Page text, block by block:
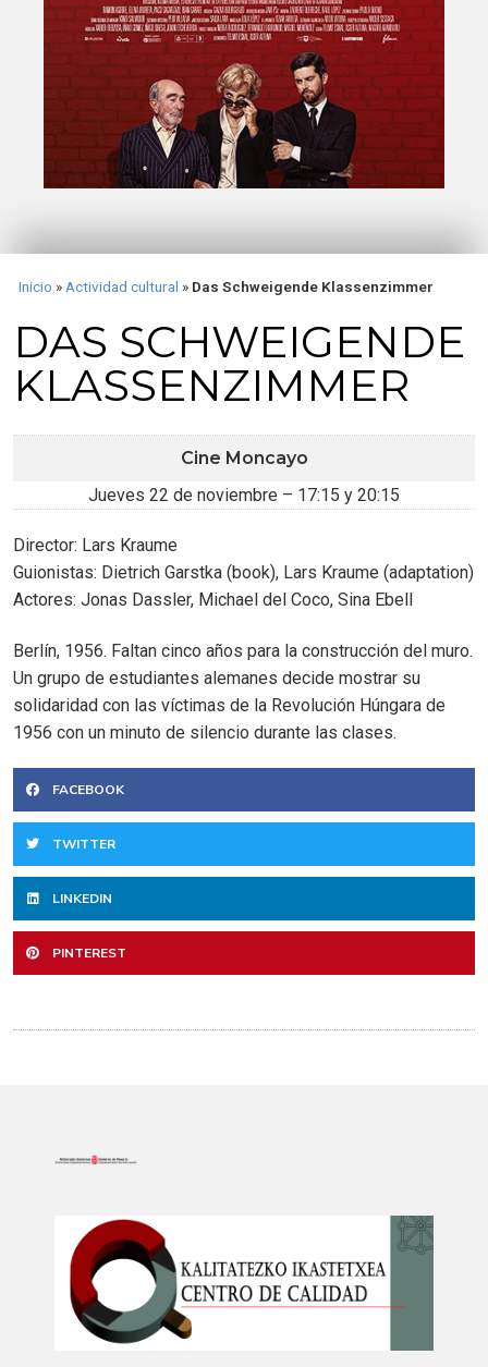
Inicio »Actividad cultural » Das Schweigende Klassenzimmer
DAS SCHWEIGENDE
KLASSENZIMMER
Cine Moncayo
Jueves 22 de noviembre – 17:15 y 20:15
Director: Lars Kraume
Guionistas: Dietrich Garstka (book), Lars Kraume (adaptation)
Actores: Jonas Dassler, Michael del Coco, Sina Ebell
Berlín, 1956. Faltan cinco años para la construcción del muro.
Un grupo de estudiantes alemanes decide mostrar su
solidaridad con las víctimas de la Revolución Húngara de
1956 con un minuto de silencio durante las clases.
FACEBOOK
TWITTER
LINKEDIN
PINTEREST